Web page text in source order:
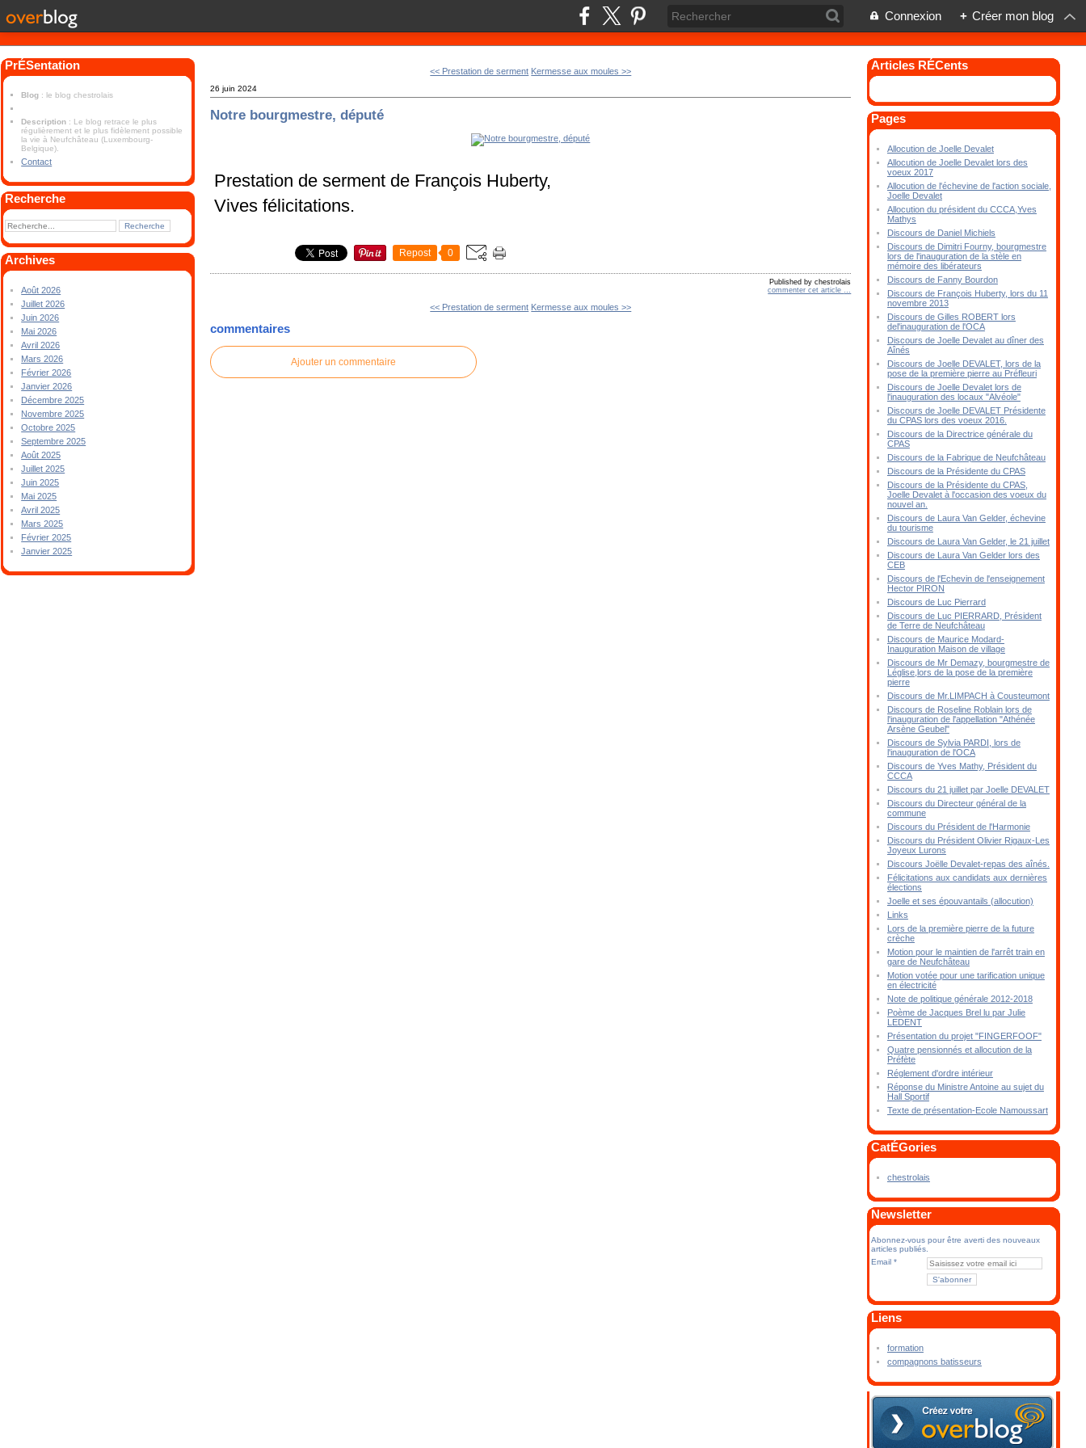
Connexion + Créer mon blog
PrÉSentation
Blog : le blog chestrolais
Description : Le blog retrace le plus
régulièrement et le plus fidèlement possible
la vie à Neufchâteau (Luxembourg-
Belgique).
Contact
Recherche
Archives
Août 2026
Juillet 2026
Juin 2026
Mai 2026
Avril 2026
Mars 2026
Février 2026
Janvier 2026
Décembre 2025
Novembre 2025
Octobre 2025
Septembre 2025
Août 2025
Juillet 2025
Juin 2025
Mai 2025
Avril 2025
Mars 2025
Février 2025
Janvier 2025
<< Prestation de serment Kermesse aux moules >>
26 juin 2024
Notre bourgmestre, député
Prestation de serment de François Huberty,
Vives félicitations.
Repost 0
Published by chestrolais
commenter cet article
<< Prestation de serment Kermesse aux moules >>
commentaires
Ajouter un commentaire
Articles RÉCents
Pages
Allocution de Joelle Devalet
Allocution de Joelle Devalet lors des
voeux 2017
Allocution de l'échevine de l'action sociale,
Joelle Devalet
Allocution du président du CCCA,Yves
Mathys
Discours de Daniel Michiels
Discours de Dimitri Fourny, bourgmestre
lors de l'inauguration de la stèle en
mémoire des libérateurs
Discours de Fanny Bourdon
Discours de François Huberty, lors du 11
novembre 2013
Discours de Gilles ROBERT lors
del'inauguration de l'OCA
Discours de Joelle Devalet au dîner des
Aînés
Discours de Joelle DEVALET, lors de la
pose de la première pierre au Préfleuri
Discours de Joelle Devalet lors de
l'inauguration des locaux "Alvéole"
Discours de Joelle DEVALET Présidente
du CPAS lors des voeux 2016.
Discours de la Directrice générale du
CPAS
Discours de la Fabrique de Neufchâteau
Discours de la Présidente du CPAS
Discours de la Présidente du CPAS,
Joelle Devalet à l'occasion des voeux du
nouvel an.
Discours de Laura Van Gelder, échevine
du tourisme
Discours de Laura Van Gelder, le 21 juillet
Discours de Laura Van Gelder lors des
CEB
Discours de l'Echevin de l'enseignement
Hector PIRON
Discours de Luc Pierrard
Discours de Luc PIERRARD, Président
de Terre de Neufchâteau
Discours de Maurice Modard-
Inauguration Maison de village
Discours de Mr Demazy, bourgmestre de
Léglise,lors de la pose de la première
pierre
Discours de Mr.LIMPACH à Cousteumont
Discours de Roseline Roblain lors de
l'inauguration de l'appellation "Athénée
Arsène Geubel"
Discours de Sylvia PARDI, lors de
l'inauguration de l'OCA
Discours de Yves Mathy, Président du
CCCA
Discours du 21 juillet par Joelle DEVALET
Discours du Directeur général de la
commune
Discours du Président de l'Harmonie
Discours du Président Olivier Rigaux-Les
Joyeux Lurons
Discours Joëlle Devalet-repas des aînés.
Félicitations aux candidats aux dernières
élections
Joelle et ses épouvantails (allocution)
Links
Lors de la première pierre de la future
crèche
Motion pour le maintien de l'arrêt train en
gare de Neufchâteau
Motion votée pour une tarification unique
en électricité
Note de politique générale 2012-2018
Poème de Jacques Brel lu par Julie
LEDENT
Présentation du projet "FINGERFOOF"
Quatre pensionnés et allocution de la
Préfète
Réglement d'ordre intérieur
Réponse du Ministre Antoine au sujet du
Hall Sportif
Texte de présentation-Ecole Namoussart
CatÉGories
chestrolais
Newsletter
Abonnez-vous pour être averti des nouveaux
articles publiés.
Email
Liens
formation
compagnons batisseurs